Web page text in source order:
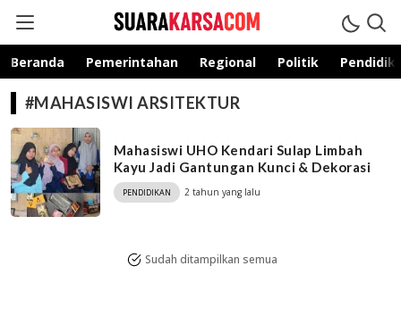
suarakarsa.com
Informasi terpercaya
Beranda Pemerintahan Regional Politik
#MAHASISWI ARSITEKTUR
Mahasiswi UHO Kendari Sulap Limbah
Kayu Jadi Gantungan Kunci & Dekorasi
PENDIDIKAN 2 tahun yang lalu
Sudah ditampilkan semua